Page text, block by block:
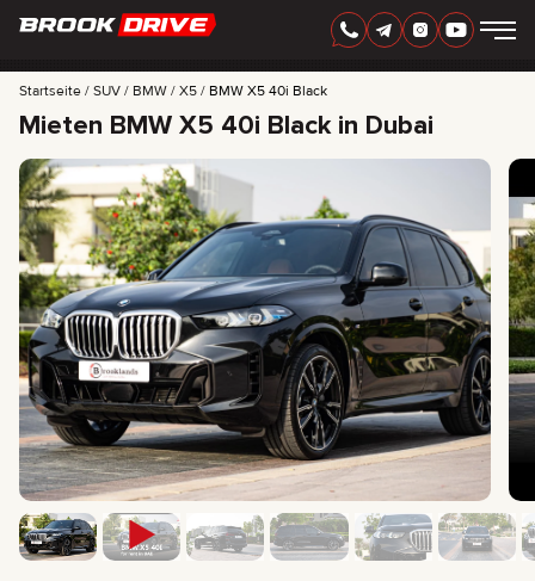
AED
AUTOMARKEN
MIETZEITRAUM
BESTE ANGEBOTE
FAQ
CERTIFICATES
BEWERTUNGEN
KONTAKT
PARTNERSCHAFT
MIETKAUF
info@brook-drive.rent
+ 971 52 193 88 88
+ 7 925 283 88 88
Startseite SUV BMW X5 BMW X5 40i Black
Mieten BMW X5 40i Black in Dubai